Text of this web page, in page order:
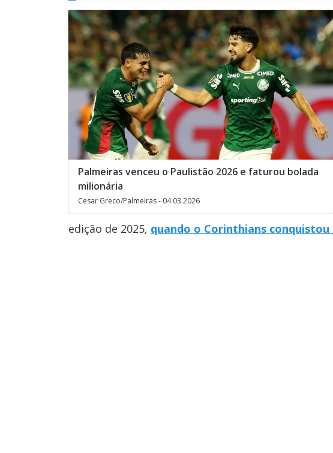
Palmeiras venceu o Paulistão 2026 e faturou bolada
milionária
Cesar Greco/Palmeiras - 04.03.2026
edição de 2025, quando o Corinthians